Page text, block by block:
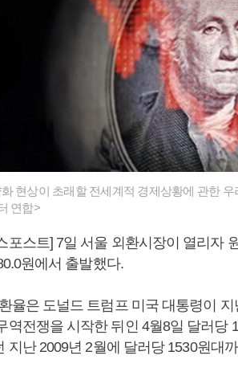
현상이 초래할 전세계적 경제상황에 관한
연합>
포스트] 7일 서울 외환시장이 열리자
원에서 출발했다.
율은 도널드 트럼프 미국 대통령이
역전쟁을 시작한 뒤인 4월8일 달러당
지난 2009년 2월에 달러당 1530원대